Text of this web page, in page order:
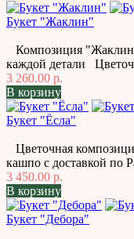
Букет "Жаклин"
Композиция
каждой детали
3 260.00 р.
В корзину
Букет "Ёсла"
Цветочная
кашпо с доставкой по
3 450.00 р.
В корзину
Букет "Дебора"